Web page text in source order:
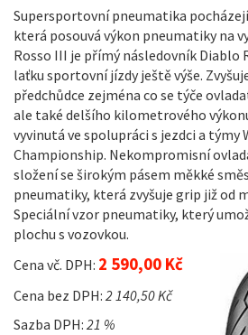
Supersportovní pneumatika
která posouvá výkon pneumatiky na
Rosso III je přímý následovník Diablo
laťku sportovní jízdy ještě výše.
předchůdce zejména co se týče
ale také delšího kilometrového
vyvinutá ve spolupráci s jezdci a týmy
Championship. Nekompromisní
složení se širokým pásem měkké
pneumatiky, která zvyšuje grip již od
Speciální vzor pneumatiky, který
plochu s vozovkou.
Cena vč. DPH: 2 590,00 Kč
Cena bez DPH: 2 140,50 Kč
Sazba DPH: 21 %